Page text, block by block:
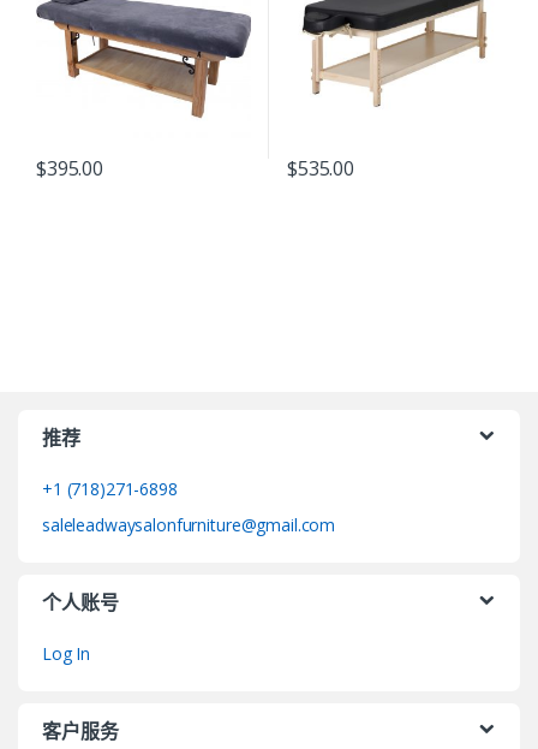
$395.00 $535.00
推荐
+1 (718)271-6898
saleleadwaysalonfurniture@gmail.com
个人账号
Log In
客户服务